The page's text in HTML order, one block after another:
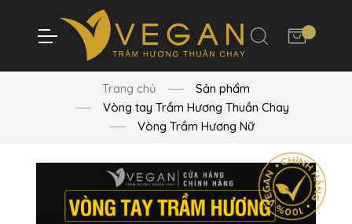
Trang chủ
Sản phẩm
Vòng tay Trầm Hương Thuần Chay
Vòng Trầm Hương Nữ